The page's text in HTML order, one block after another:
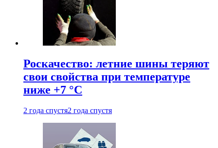
Роскачество: летние шины теряют
свои свойства при температуре
ниже +7 °C
2 года спустя2 года спустя